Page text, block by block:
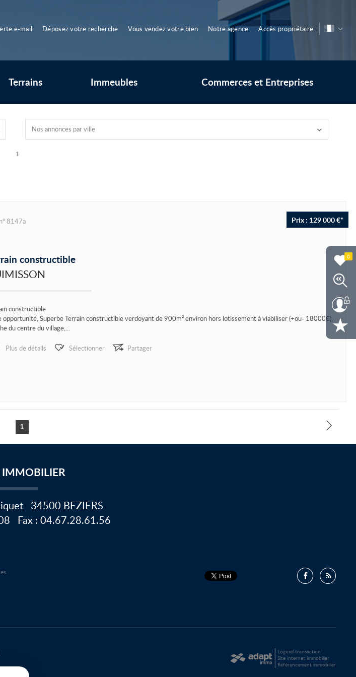
e-mail Déposez votre recherche Vous vendez votre bien Notre agence Accès propriétaire
0
Terrains Immeubles Commerces et Entreprises
Nos annonces par ville
1
Prix : 129 000 €*
8147a
constructible
constructible
opportunité, Superbe Terrain constructible verdoyant de 900m² environ hors lotissement à viabiliser (+ou- 18000€),
du centre du village,...
Plus de détails Sélectionner Partager
1
IMMOBILIER
34500 BEZIERS
Fax :04.67.28.61.56
Logiciel transaction
Site internet immobilier
Référencement immobilier